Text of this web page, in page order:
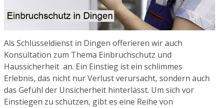
Als Schlüsseldienst in Dingen offerieren wir auch
Konsultation zum Thema Einbruchschutz und
Haussicherheit an. Ein Einstieg ist ein schlimmes
Erlebnis, das nicht nur Verlust verursacht, sondern auch
das Gefühl der Unsicherheit hinterlässt. Um sich vor
Einstiegen zu schützen, gibt es eine Reihe von